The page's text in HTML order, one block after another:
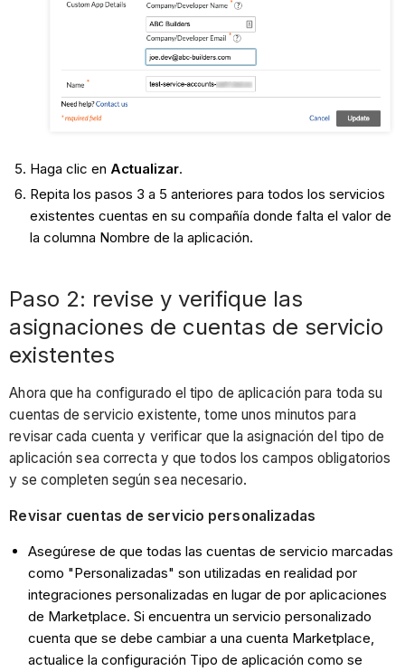
Haga clic en Actualizar.
Repita los pasos 3 a 5 anteriores para todos los servicios
existentes cuentas en su compañía donde falta el valor de
la columna Nombre de la aplicación.
Paso 2: revise y verifique las
asignaciones de cuentas de servicio
existentes
Ahora que ha configurado el tipo de aplicación para toda su
cuentas de servicio existente, tome unos minutos para
revisar cada cuenta y verificar que la asignación del tipo de
aplicación sea correcta y que todos los campos obligatorios
y se completen según sea necesario.
Revisar cuentas de servicio personalizadas
Asegúrese de que todas las cuentas de servicio marcadas
como "Personalizadas" son utilizadas en realidad por
integraciones personalizadas en lugar de por aplicaciones
de Marketplace. Si encuentra un servicio personalizado
cuenta que se debe cambiar a una cuenta Marketplace,
actualice la configuración Tipo de aplicación como se